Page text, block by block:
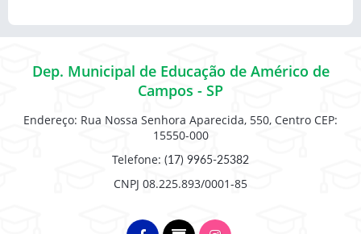
Dep. Municipal de Educação de Américo de
Campos - SP
Endereço: Rua Nossa Senhora Aparecida, 550, Centro CEP:
15550-000
Telefone: (17) 9965-25382
CNPJ 08.225.893/0001-85